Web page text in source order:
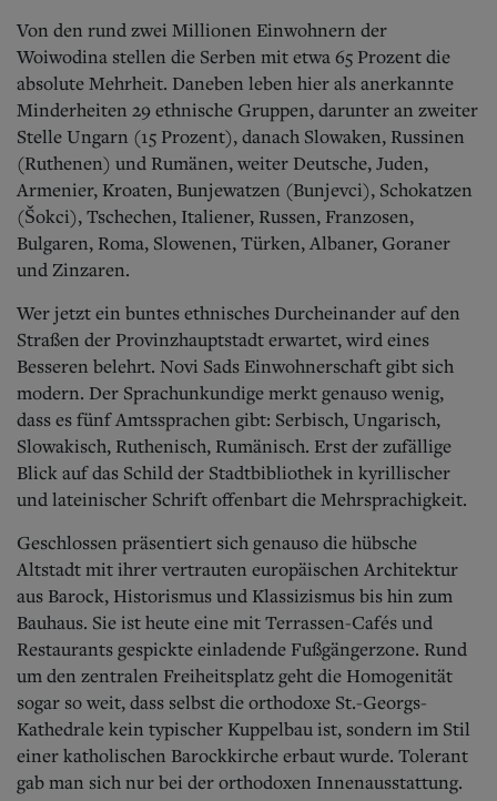
Von den rund zwei Millionen Einwohnern der
Woiwodina stellen die Serben mit etwa 65 Prozent die
absolute Mehrheit. Daneben leben hier als anerkannte
Minderheiten 29 ethnische Gruppen, darunter an zweiter
Stelle Ungarn (15 Prozent), danach Slowaken, Russinen
(Ruthenen) und Rumänen, weiter Deutsche, Juden,
Armenier, Kroaten, Bunjewatzen (Bunjevci), Schokatzen
(Šokci), Tschechen, Italiener, Russen, Franzosen,
Bulgaren, Roma, Slowenen, Türken, Albaner, Goraner
und Zinzaren.
Wer jetzt ein buntes ethnisches Durcheinander auf den
Straßen der Provinzhauptstadt erwartet, wird eines
Besseren belehrt. Novi Sads Einwohnerschaft gibt sich
modern. Der Sprachunkundige merkt genauso wenig,
dass es fünf Amtssprachen gibt: Serbisch, Ungarisch,
Slowakisch, Ruthenisch, Rumänisch. Erst der zufällige
Blick auf das Schild der Stadtbibliothek in kyrillischer
und lateinischer Schrift offenbart die Mehrsprachigkeit.
Geschlossen präsentiert sich genauso die hübsche
Altstadt mit ihrer vertrauten europäischen Architektur
aus Barock, Historismus und Klassizismus bis hin zum
Bauhaus. Sie ist heute eine mit Terrassen-Cafés und
Restaurants gespickte einladende Fußgängerzone. Rund
um den zentralen Freiheitsplatz geht die Homogenität
sogar so weit, dass selbst die orthodoxe St.-Georgs-
Kathedrale kein typischer Kuppelbau ist, sondern im Stil
einer katholischen Barockkirche erbaut wurde. Tolerant
gab man sich nur bei der orthodoxen Innenausstattung.